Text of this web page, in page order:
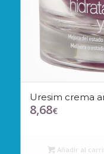
Uresim crema
8,68€
Añadir al